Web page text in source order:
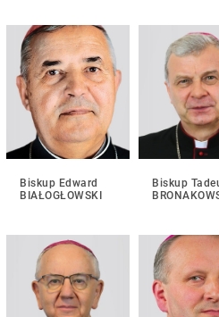
Biskup Edward
BIAŁOGŁOWSKI
Biskup